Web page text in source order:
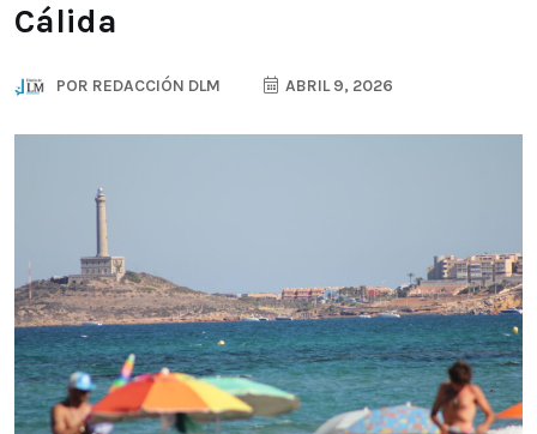
Cálida
POR REDACCIÓN DLM ABRIL 9, 2026